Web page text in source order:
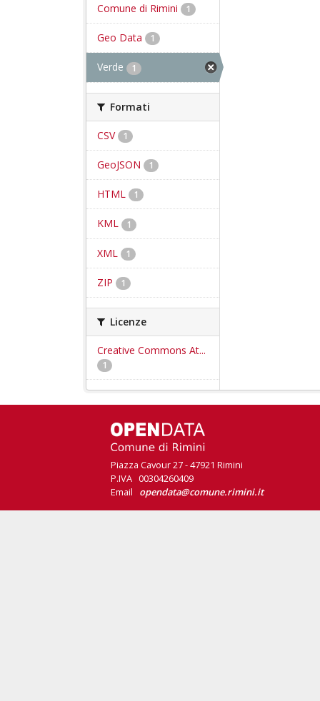
Comune di Rimini 1
Geo Data 1
Verde 1
Formati
CSV 1
GeoJSON 1
HTML 1
KML 1
XML 1
ZIP 1
Licenze
Creative Commons At...
1
Piazza Cavour 27 - 47921 Rimini
P.IVA 00304260409
Email opendata@comune.rimini.it